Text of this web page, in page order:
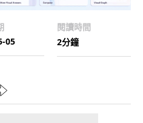
05
閱讀時間
2分鐘